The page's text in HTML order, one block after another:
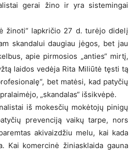
gerai žino ir yra sistemingai
žinoti“ lapkričio 27 d. turėjo didelį
skandalui daugiau jėgos, bet jau
apie pirmosios „anties“ mirtį,
laidos vedėja Rita Miliūtė tęsti tą
bet matėsi, kad patyčių
„skandalas“ išsikvėpė.
iš mokesčių mokėtojų pinigų
prevenciją vaikų tarpe, nors
akivaizdžiu melu, kai kada
Kai komercinė žiniasklaida gauna